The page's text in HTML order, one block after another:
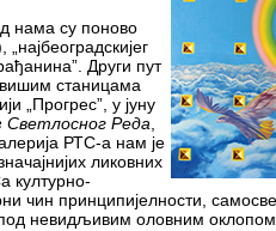
нама су поново
Други пут
вишим станицама
„Прогрес”, у јуну
Светлосног Реда
РТС-а нам је
ликовних
културно-
чин принципијелности,
невидљивим оловним оклопом